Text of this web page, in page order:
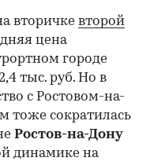
вторичке второй
цена
городе
тыс. руб. Но в
с Ростовом-на-
тоже сократилась
Ростов-на-Дону
динамике на